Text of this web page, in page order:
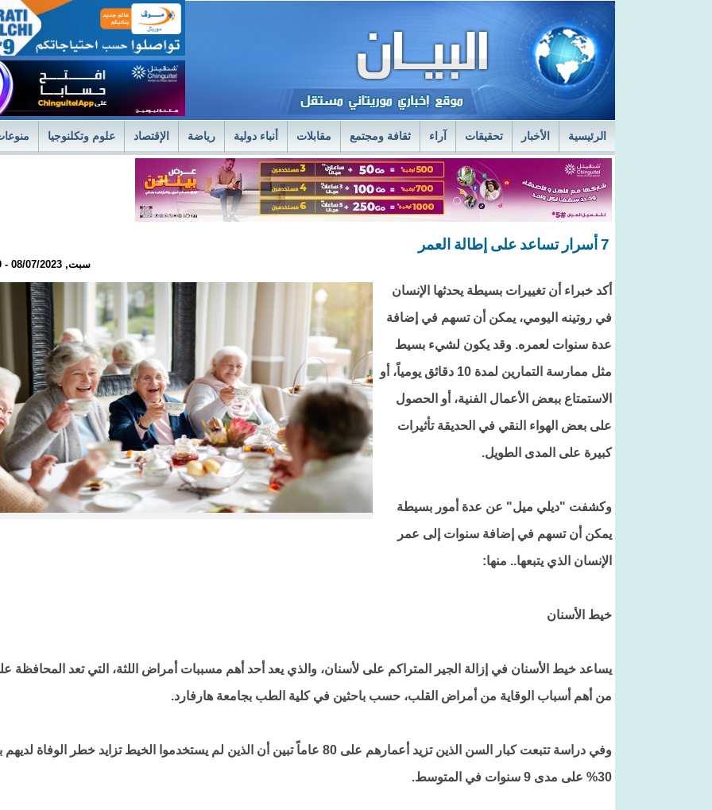
الرئيسية الأخبار تحقيقات آراء ثقافة ومجتمع مقابلات أنباء دولية رياضة الإقتصاد علوم وتكلنوجيا
السفير الروسي في نواكشوط يزور مركز الصحراء المستشفى العسكري بنواكشوط يعلن استئناف علاج حصى الكلى بتقنية الليزر
قائد أركان الجيوش يعاين الخدمات الطبية في المستشفى العسكري وزير الصحةً يترأس اجتماعا استثنائيا للديوان الموسع لتسليم
7 أسرار تساعد على إطالة العمر
سبت, 08/07/2023 - 23:30
أكد خبراء أن تغييرات بسيطة يحدثها الإنسان
في روتينه اليومي، يمكن أن تسهم في إضافة
عدة سنوات لعمره. وقد يكون لشيء بسيط
مثل ممارسة التمارين لمدة 10 دقائق يومياً، أو
الاستمتاع ببعض الأعمال الفنية، أو الحصول
على بعض الهواء النقي في الحديقة تأثيرات
كبيرة على المدى الطويل.
وكشفت "ديلي ميل" عن عدة أمور بسيطة
يمكن أن تسهم في إضافة سنوات إلى عمر
الإنسان الذي يتبعها.. منها:
خيط الأسنان
يساعد خيط الأسنان في إزالة الجير المتراكم على لأسنان، والذي يعد أحد أهم مسببات أمراض اللثة، التي تعد المحافظة
من أهم أسباب الوقاية من أمراض القلب، حسب باحثين في كلية الطب بجامعة هارفارد.
وفي دراسة تتبعت كبار السن الذين تزيد أعمارهم على 80 عاماً تبين أن الذين لم يستخدموا الخيط تزايد خطر الوفاة
30% على مدى 9 سنوات في المتوسط.